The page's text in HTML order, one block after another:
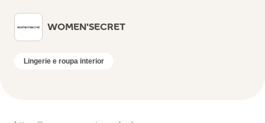
WOMEN'SECRET
Lingerie e roupa interior